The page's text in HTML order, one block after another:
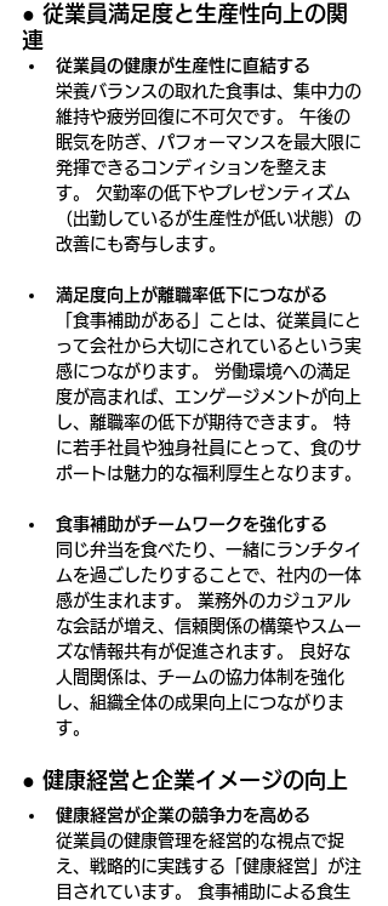
● 従業員満足度と生産性向上の関
連
従業員の健康が生産性に直結する
栄養バランスの取れた食事は、集中力の
維持や疲労回復に不可欠です。 午後の
眠気を防ぎ、パフォーマンスを最大限に
発揮できるコンディションを整えま
す。 欠勤率の低下やプレゼンティズム
（出勤しているが生産性が低い状態）の
改善にも寄与します。
満足度向上が離職率低下につながる
「食事補助がある」ことは、従業員にと
って会社から大切にされているという実
感につながります。 労働環境への満足
度が高まれば、エンゲージメントが向上
し、離職率の低下が期待できます。 特
に若手社員や独身社員にとって、食のサ
ポートは魅力的な福利厚生となります。
食事補助がチームワークを強化する
同じ弁当を食べたり、一緒にランチタイ
ムを過ごしたりすることで、社内の一体
感が生まれます。 業務外のカジュアル
な会話が増え、信頼関係の構築やスムー
ズな情報共有が促進されます。 良好な
人間関係は、チームの協力体制を強化
し、組織全体の成果向上につながりま
す。
● 健康経営と企業イメージの向上
健康経営が企業の競争力を高める
従業員の健康管理を経営的な視点で捉
え、戦略的に実践する「健康経営」が注
目されています。 食事補助による食生